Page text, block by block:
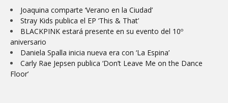
Joaquina comparte ‘Verano en la Ciudad’
Stray Kids publica el EP ‘This & That’
BLACKPINK estará presente en su evento del 10º
aniversario
Daniela Spalla inicia nueva era con ‘La Espina’
Carly Rae Jepsen publica ‘Don’t Leave Me on the Dance
Floor’